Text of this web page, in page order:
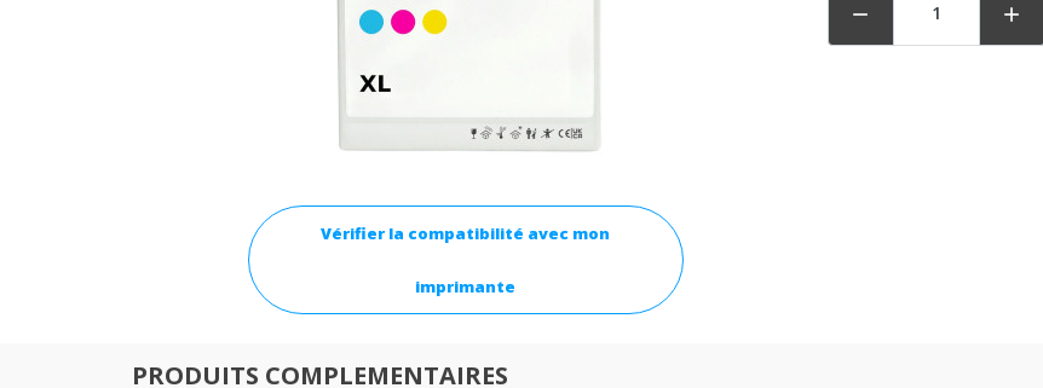
Vérifier la compatibilité avec mon
imprimante
 
PRODUITS COMPLEMENTAIRES